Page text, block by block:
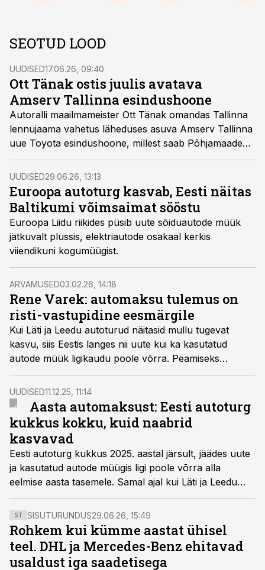
SEOTUD LOOD
UUDISED17.06.26, 09:40
Ott Tänak ostis juulis avatava
Amserv Tallinna esindushoone
Autoralli maailmameister Ott Tänak omandas Tallinna
lennujaama vahetus läheduses asuva Amserv Tallinna
uue Toyota esindushoone, millest saab Põhjamaade
suurim autokeskus.
UUDISED29.06.26, 13:13
Euroopa autoturg kasvab, Eesti näitas
Baltikumi võimsaimat sööstu
Euroopa Liidu riikides püsib uute sõiduautode müük
jätkuvalt plussis, elektriautode osakaal kerkis
viiendikuni kogumüügist.
ARVAMUSED03.02.26, 14:18
Rene Varek: automaksu tulemus on
risti-vastupidine eesmärgile
Kui Läti ja Leedu autoturud näitasid mullu tugevat
kasvu, siis Eestis langes nii uute kui ka kasutatud
autode müük ligikaudu poole võrra. Peamiseks
põhjuseks on automaks ja ennekõike
registreerimistasu, mis pikemas vaates tähendab
suuremat keskkonnasaastet ja madalamat
liiklusohutust – ehk risti-vastupidist tulemust algselt
seatud eesmärkidele, kirjutab Amserv Grupi tegevjuht
Rene Varek.
UUDISED11.12.25, 11:14
Aasta automaksust: Eesti autoturg
kukkus kokku, kuid naabrid
kasvavad
Eesti autoturg kukkus 2025. aastal järsult, jäädes uute
ja kasutatud autode müügis ligi poole võrra alla
eelmise aasta tasemele. Samal ajal kui Läti ja Leedu
autode müük kasvab.
ST SISUTURUNDUS29.06.26, 15:49
Rohkem kui kümme aastat ühisel
teel. DHL ja Mercedes-Benz ehitavad
usaldust iga saadetisega